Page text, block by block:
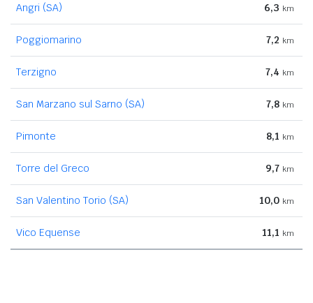
Angri (SA) 6,3 km
Poggiomarino 7,2 km
Terzigno 7,4 km
San Marzano sul Sarno (SA) 7,8 km
Pimonte 8,1 km
Torre del Greco 9,7 km
San Valentino Torio (SA) 10,0 km
Vico Equense 11,1 km